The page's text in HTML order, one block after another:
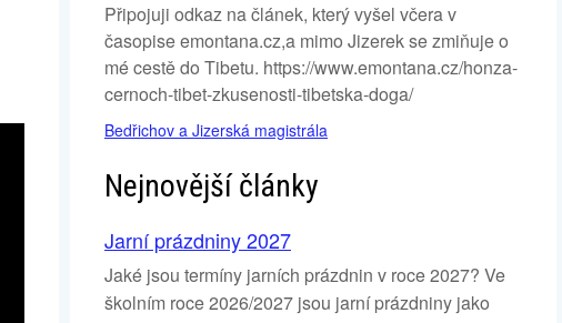
Připojuji odkaz na článek, který vyšel včera v
časopise emontana.cz,a mimo Jizerek se zmiňuje o
mé cestě do Tibetu. https://www.emontana.cz/honza-
cernoch-tibet-zkusenosti-tibetska-doga/
Bedřichov a Jizerská magistrála
Nejnovější články
Jarní prázdniny 2027
Jaké jsou termíny jarních prázdnin v roce 2027? Ve
školním roce 2026/2027 jsou jarní prázdniny jako